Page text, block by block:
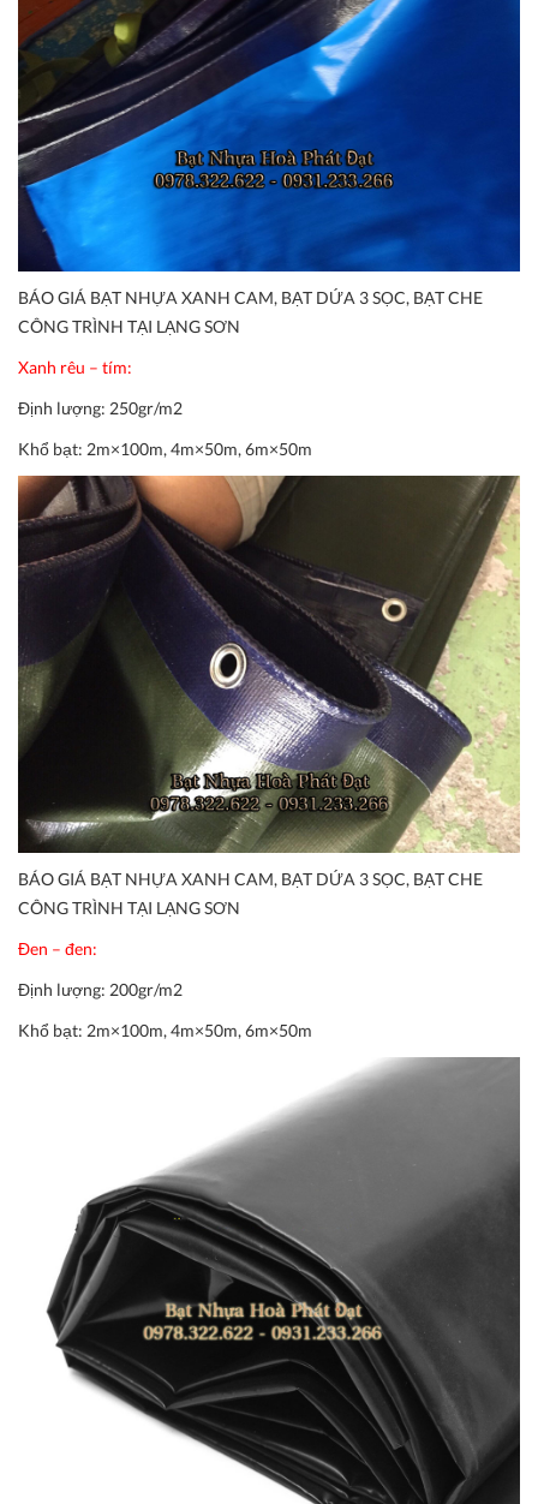
BÁO GIÁ BẠT NHỰA XANH CAM, BẠT DỨA 3 SỌC, BẠT CHE
CÔNG TRÌNH TẠI LẠNG SƠN
Xanh rêu – tím:
Định lượng: 250gr/m2
Khổ bạt: 2m×100m, 4m×50m, 6m×50m
BÁO GIÁ BẠT NHỰA XANH CAM, BẠT DỨA 3 SỌC, BẠT CHE
CÔNG TRÌNH TẠI LẠNG SƠN
Đen – đen:
Định lượng: 200gr/m2
Khổ bạt: 2m×100m, 4m×50m, 6m×50m